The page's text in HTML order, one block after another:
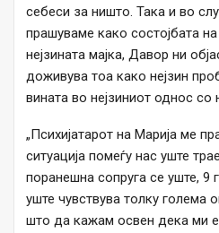
себеси за ништо. Така и во
прашуваме како состојбата на
нејзината мајка, Давор ни
доживува тоа како нејзин
вината во нејзиниот однос со
„Психијатарот на Марија ме
ситуација помеѓу нас уште
поранешна сопруга се уште, 9
уште чувствува толку голема
што да кажам освен дека ми